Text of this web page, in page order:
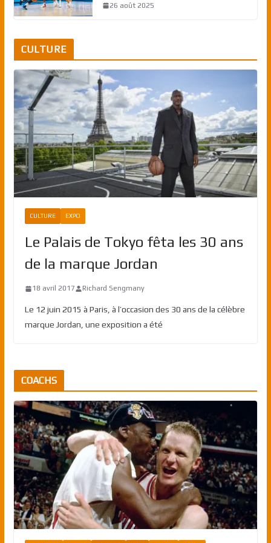
26 août 2025
CULTURE
CULTURE EXPO
Le Palais de Tokyo fêta les 30 ans
de la marque Jordan
18 avril 2017 Richard Sengmany
Le 12 juin 2015 à Paris, à l’occasion des 30 ans de la célèbre
marque Jordan, une exposition a été
COACHS